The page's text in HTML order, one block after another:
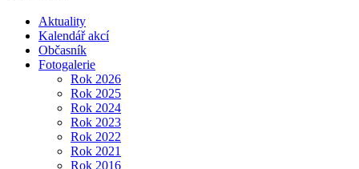
Aktuality
Kalendář akcí
Občasník
Fotogalerie
Rok 2026
Rok 2025
Rok 2024
Rok 2023
Rok 2022
Rok 2021
Rok 2016